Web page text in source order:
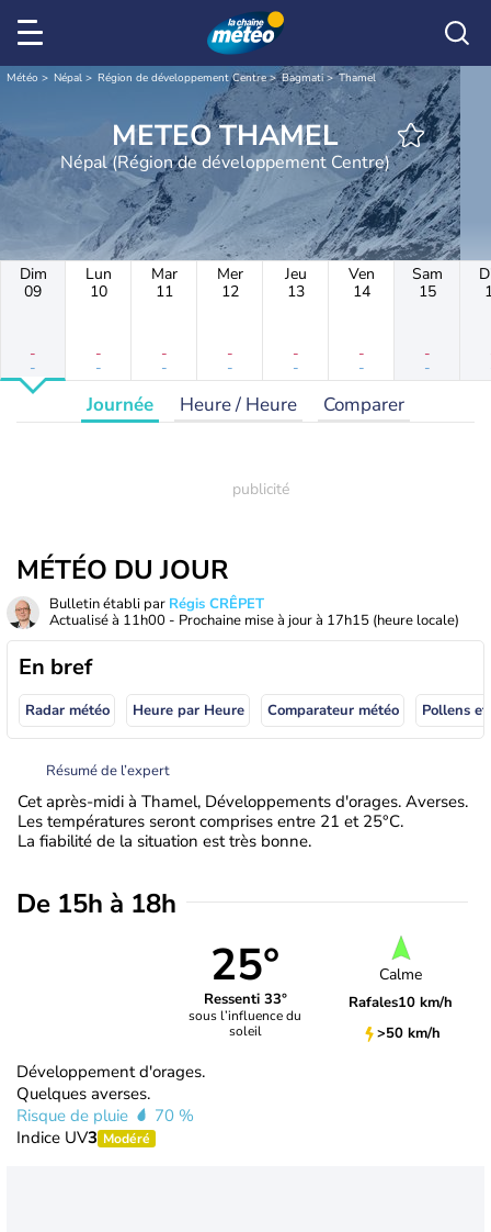
Météo Népal Région de développement Centre Bagmati Thamel
METEO THAMEL
Népal (Région de développement Centre)
Dim
09
-
-
Lun
10
-
-
Mar
11
-
-
Mer
12
-
-
Jeu
13
-
-
Ven
14
-
-
Sam
15
-
-
Journée Heure / Heure Comparer
MÉTÉO DU JOUR
Bulletin établi par Régis CRÊPET
Actualisé à 11h00 - Prochaine mise à jour à 17h15 (heure locale)
En bref
Radar météo Heure par Heure Comparateur météo Pollens
Résumé de l’expert
Cet après-midi à Thamel, Développements d'orages. Averses.
Les températures seront comprises entre 21 et 25°C.
La fiabilité de la situation est très bonne.
De 15h à 18h
25°
Ressenti 33°
sous l’influence du
soleil
Calme
Rafales10 km/h
>50 km/h
Développement d'orages.
Quelques averses.
Risque de pluie
70 %
Indice UV3 Modéré